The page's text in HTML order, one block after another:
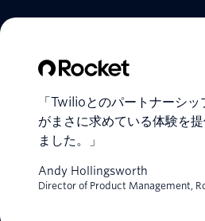
「Twilioとのパートナーシ
がまさに求めている体験を
ました。」
Andy Hollingsworth
Director of Product Management,